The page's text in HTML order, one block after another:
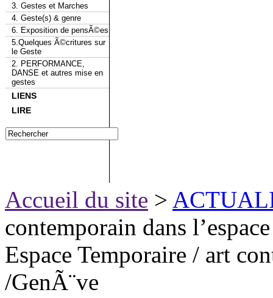
3. Gestes et Marches
4. Geste(s) & genre
6. Exposition de pensÃ©es
5.Quelques Ã©critures sur
le Geste
2. PERFORMANCE,
DANSE et autres mise en
gestes
LIENS
LIRE
Accueil du site >
contemporain dans
Espace Temporaire / art
/GenÃ¨ve